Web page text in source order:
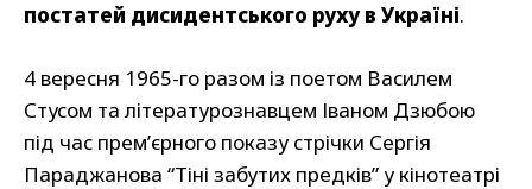
постатей дисидентського руху в Україні.
4 вересня 1965-го разом із поетом Василем
Стусом та літературознавцем Іваном Дзюбою
під час прем’єрного показу стрічки Сергія
Параджанова “Тіні забутих предків” у кінотеатрі